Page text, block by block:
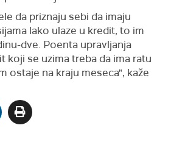
da priznaju sebi da imaju
lako ulaze u kredit, to im
dve. Poenta upravljanja
koji se uzima treba da ima ratu
ostaje na kraju meseca", kaže